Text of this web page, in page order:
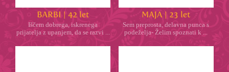
Iščem dobrega, iskrenega
prijatelja z upanjem, da se razvi ...
Sem preprosta, delavna punca s
podeželja- Želim spoznati k ...